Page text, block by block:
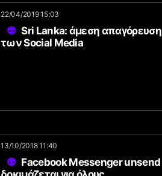
22/04/2019 15:03
Sri Lanka: άμεση απαγόρευση
των Social Media
13/10/2018 11:40
Facebook Messenger unsend